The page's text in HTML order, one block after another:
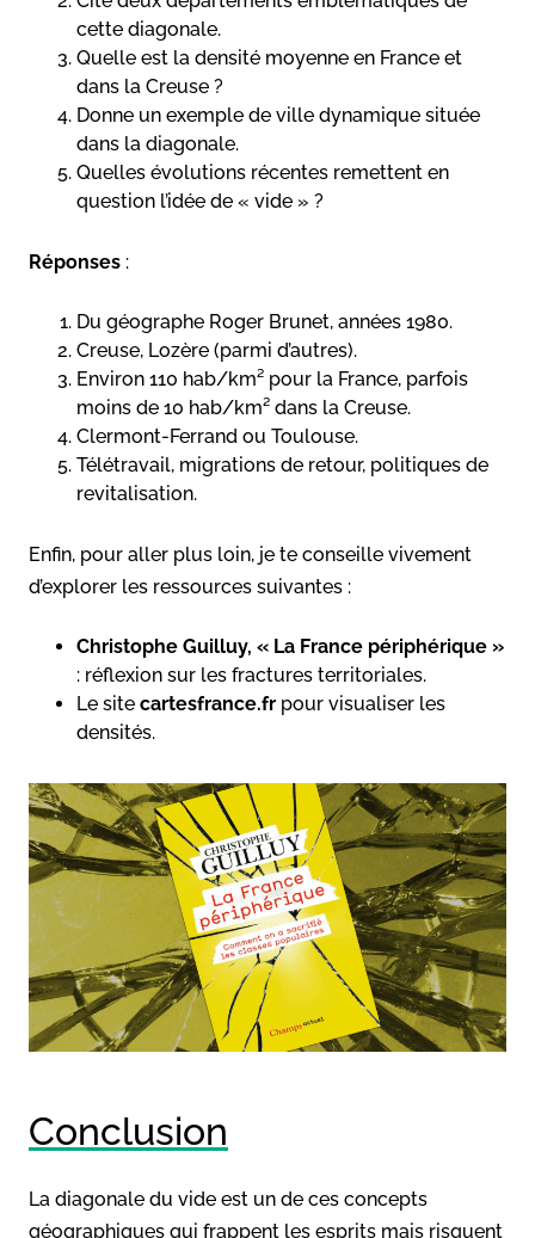
cette diagonale.
Quelle est la densité moyenne en France et
dans la Creuse ?
Donne un exemple de ville dynamique située
dans la diagonale.
Quelles évolutions récentes remettent en
question l’idée de « vide » ?
Réponses :
Du géographe Roger Brunet, années 1980.
Creuse, Lozère (parmi d’autres).
Environ 110 hab/km² pour la France, parfois
moins de 10 hab/km² dans la Creuse.
Clermont-Ferrand ou Toulouse.
Télétravail, migrations de retour, politiques de
revitalisation.
Enfin, pour aller plus loin, je te conseille vivement
d’explorer les ressources suivantes :
Christophe Guilluy, « La France périphérique »
: réflexion sur les fractures territoriales.
Le site cartesfrance.fr pour visualiser les
densités.
Conclusion
La diagonale du vide est un de ces concepts
géographiques qui frappent les esprits mais risquent